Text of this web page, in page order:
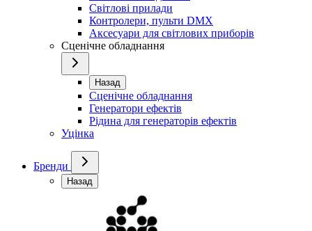
Світлові прилади
Контролери, пульти DMX
Аксесуари для світлових приборів
Сценічне обладнання
Назад
Сценічне обладнання
Генератори ефектів
Рідина для генераторів ефектів
Уцінка
Бренди
Назад